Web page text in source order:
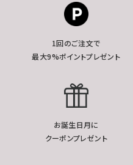
1回のご注文で
最大9%ポイントプレゼント
お誕生日月に
クーポンプレゼント